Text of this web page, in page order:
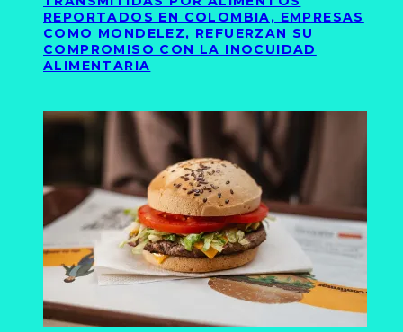
REPORTADOS EN COLOMBIA, EMPRESAS
COMO MONDELEZ, REFUERZAN SU
COMPROMISO CON LA INOCUIDAD
ALIMENTARIA